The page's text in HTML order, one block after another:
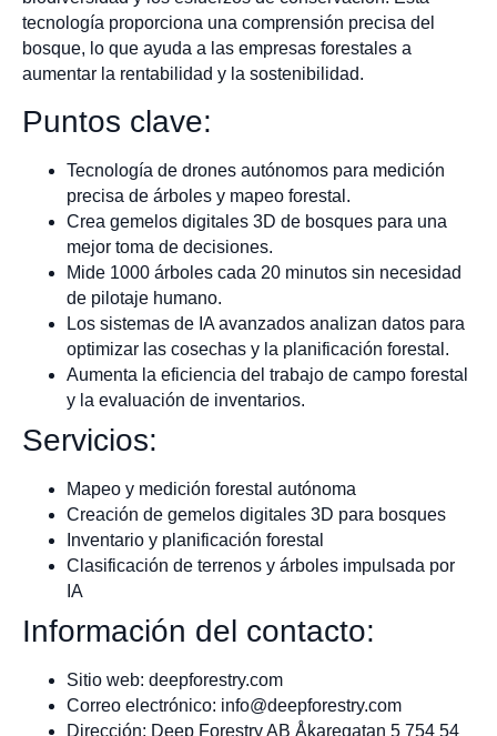
tecnología proporciona una comprensión precisa del
bosque, lo que ayuda a las empresas forestales a
aumentar la rentabilidad y la sostenibilidad.
Puntos clave:
Tecnología de drones autónomos para medición
precisa de árboles y mapeo forestal.
Crea gemelos digitales 3D de bosques para una
mejor toma de decisiones.
Mide 1000 árboles cada 20 minutos sin necesidad
de pilotaje humano.
Los sistemas de IA avanzados analizan datos para
optimizar las cosechas y la planificación forestal.
Aumenta la eficiencia del trabajo de campo forestal
y la evaluación de inventarios.
Servicios:
Mapeo y medición forestal autónoma
Creación de gemelos digitales 3D para bosques
Inventario y planificación forestal
Clasificación de terrenos y árboles impulsada por
IA
Información del contacto:
Sitio web: deepforestry.com
Correo electrónico: info@deepforestry.com
Dirección: Deep Forestry AB Åkaregatan 5 754 54